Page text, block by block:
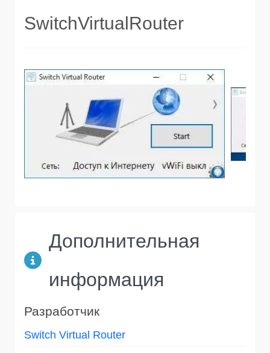
SwitchVirtualRouter
Дополнительная
информация
Разработчик
Switch Virtual Router